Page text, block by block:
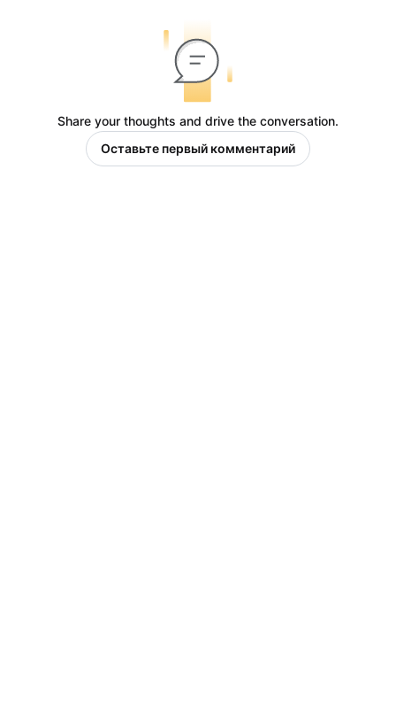
Share your thoughts and drive the conversation.
Оставьте первый комментарий